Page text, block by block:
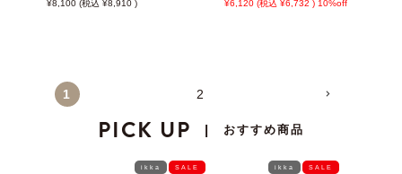
8,100
8,910
6,120
6,732 10%off
1 2
PICK UP | おすすめ商品
ikka SALE ikka SALE